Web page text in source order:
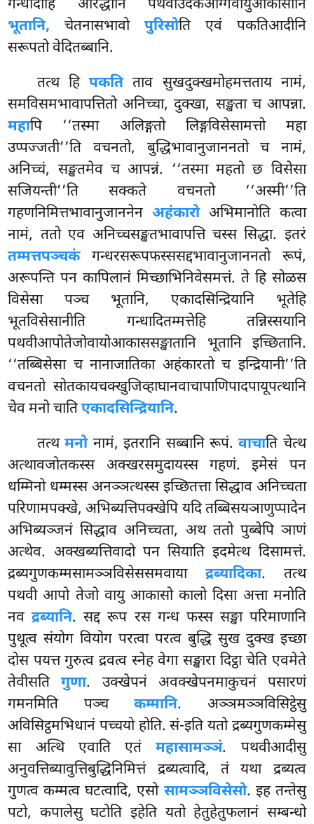
गन्धादीहि आरद्धानि पथवीउदकअग्गिवायुआकासानि
भूतानि, चेतनासभावो पुरिसोति एवं पकतिआदीनि
सरूपतो वेदितब्बानि.
तत्थ हिपकतिताव सुखदुक्खमोहमत्तताय नामं,
समविसमभावापत्तितो अनिच्चा, दुक्खा, सङ्खता च आपन्ना.
महापि ‘‘तस्मा अलिङ्गतो लिङ्गविसेसामत्तो महा
उप्पज्जती’’ति वचनतो, बुद्धिभावानुजाननतो च नामं,
अनिच्चं, सङ्खतमेव च आपन्नं. ‘‘तस्मामहतो छ विसेसा
सजियन्ती’’ति सक्कते वचनतो ‘‘अस्मी’’ति
गहणनिमित्तभावानुजाननेनअहंकारोअभिमानोति कत्वा
नामं, ततो एव अनिच्चसङ्खतभावापत्ति चस्स सिद्धा. इतरं
तम्मत्तपञ्चकंगन्धरसरूपफस्ससद्दभावानुजाननतो रूपं,
अरूपन्ति पन कापिलानं मिच्छाभिनिवेसमत्तं. ते हि सोळस
विसेसा पञ्च भूतानि, एकादसिन्द्रियानि भूतेहि
भूतविसेसानीति गन्धादितम्मत्तेहि तन्निस्सयानि
पथवीआपोतेजोवायोआकाससङ्खातानि भूतानि इच्छितानि.
‘‘तब्बिसेसा च नानाजातिका अहंकारतो च इन्द्रियानी’’ति
वचनतो सोतकायचक्खुजिव्हाघानवाचापाणिपादपायूपत्थानि
चेव मनो चातिएकादसिन्द्रियानि.
तत्थमनोनामं, इतरानि सब्बानि रूपं.वाचाति चेत्थ
अत्थावजोतकस्स अक्खरसमुदायस्स गहणं. इमेसं पन
धम्मिनो धम्मस्स अनञ्ञत्थस्स इच्छितत्ता सिद्धाव अनिच्चता
परिणामपक्खे, अभिब्यत्तिपक्खेपि यदि तब्बिसयञाणुप्पादेन
अभिब्यञ्जनं सिद्धाव अनिच्चता, अथ ततो पुब्बेपि ञाणं
अत्थेव. अक्खब्यत्तिवादो पन सियाति इदमेत्थ दिसामत्तं.
द्रब्यगुणकम्मसामञ्ञविसेससमवाया द्रब्यादिका. तत्थ
पथवी आपो तेजो वायु आकासो कालो दिसा अत्ता मनोति
नवद्रब्यानि. सद्द रूप रस गन्ध फस्स सङ्खा परिमाणानि
पुथूत्व संयोग वियोग परत्वा परत्व बुद्धि सुख दुक्ख इच्छा
दोस पयत्त गुरुत्व द्रवत्व स्नेह वेगा सङ्खारा दिट्ठा चेति एवमेते
तेवीसतिगुणा. उक्खेपनं अवक्खेपनमाकुचनं पसारणं
गमनमिति पञ्चकम्मानि. अञ्ञमञ्ञविसिट्ठेसु
अविसिट्ठमभिधानं पच्चयो होति. सं-इति यतो द्रब्यगुणकम्मेसु
सा अत्थि एवाति एतंमहासामञ्ञं. पथवीआदीसु
अनुवत्तिब्यावुत्तिबुद्धिनिमित्तं द्रब्यत्वादि, तं यथा द्रब्यत्व
गुणत्व कम्मत्व घटत्वादि, एसो सामञ्ञविसेसो. इह तन्तेसु
पटो, कपालेसु घटोति इहेति यतो हेतुहेतुफलानं सम्बन्धो